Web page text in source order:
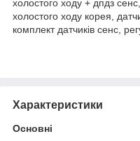
холостого ходу + дпдз
холостого ходу корея,
комплект датчиків сенс,
Характеристики
Основні